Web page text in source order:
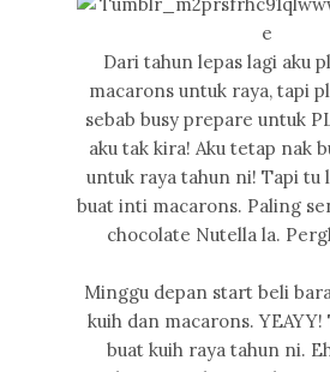
Dari tahun lepas lagi aku
macarons untuk raya, tapi
sebab busy prepare untuk
aku tak kira! Aku tetap nak
untuk raya tahun ni! Tapi tu
buat inti macarons. Paling
chocolate Nutella la.
Minggu depan start beli
kuih dan macarons. YEAYY!
buat kuih raya tahun ni.